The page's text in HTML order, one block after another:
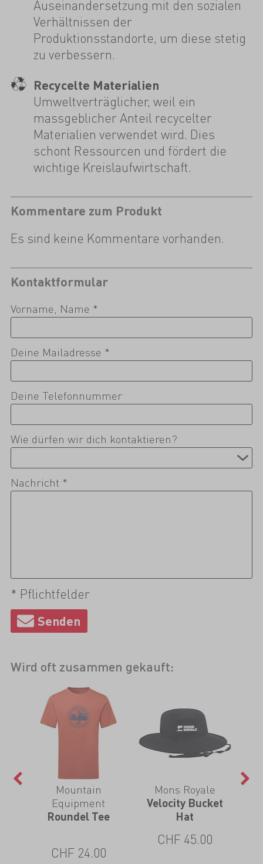
Auseinandersetzung mit den sozialen
Verhältnissen der
Produktionsstandorte, um diese stetig
zu verbessern.
Recycelte Materialien
Umweltverträglicher, weil ein
massgeblicher Anteil recycelter
Materialien verwendet wird. Dies
schont Ressourcen und fördert die
wichtige Kreislaufwirtschaft.
Kommentare zum Produkt
Es sind keine Kommentare vorhanden.
Kontaktformular
Vorname, Name *
Deine Mailadresse *
Deine Telefonnummer
Wie dürfen wir dich kontaktieren?
Nachricht *
* Pflichtfelder
Wird oft zusammen gekauft:
Mountain
Equipment
Roundel Tee
CHF 24.00
Mons Royale
Velocity Bucket
Hat
CHF 45.00